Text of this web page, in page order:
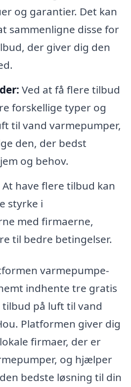
og garantier. Det kan
sammenligne disse for
der giver dig den
Ved at få flere tilbud
forskellige typer og
til vand varmepumper,
den, der bedst
og behov.
At have flere tilbud kan
styrke i
med firmaerne,
til bedre betingelser.
varmepumpe-
indhente tre gratis
på luft til vand
Platformen giver dig
firmaer, der er
og hjælper
bedste løsning til din